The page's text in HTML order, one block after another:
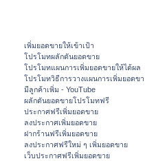
เพิ่มยอดขายให้เข้าเป้า
โปรโมทผลักดันยอดขาย
โปรโมทแผนการเพิ่มยอดขายให้ได้ผล
โปรโมทวิธีการวางแผนการเพิ่มยอดข
มีลูกค้าเพิ่ม - YouTube
ผลักดันยอดขายโปรโมทฟรี
ประกาศฟรีเพิ่มยอดขาย
ลงประกาศเพิ่มยอดขาย
ฝากร้านฟรีเพิ่มยอดขาย
ลงประกาศฟรีใหม่ ๆ เพิ่มยอดขาย
เว็บประกาศฟรีเพิ่มยอดขาย